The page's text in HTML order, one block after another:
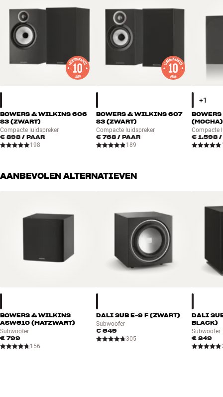
BOWERS & WILKINS 606
S3 (ZWART)
Compacte luidspreker
€ 898 / PAAR
198
BOWERS & WILKINS 607
S3 (ZWART)
Compacte luidspreker
€ 768/ PAAR
189
(MOCHA)
Compacte
€ 1.598 /
AANBEVOLEN ALTERNATIEVEN
BOWERS & WILKINS
ASW610 (MATZWART)
Subwoofer
€ 799
156
DALI SUB E-9 F (ZWART)
Subwoofer
€ 649
305
DALI
BLACK)
Subwoofer
€ 849